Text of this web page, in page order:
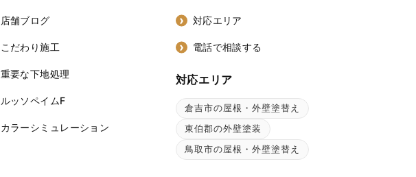
店舗ブログ
こだわり施工
重要な下地処理
ルッソペイムF
カラーシミュレーション
対応エリア
電話で相談する
対応エリア
倉吉市の屋根・外壁塗替え
東伯郡の外壁塗装
鳥取市の屋根・外壁塗替え